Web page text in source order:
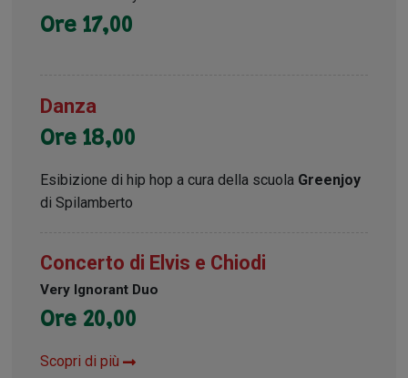
Ore 17,00
Danza
Ore 18,00
Esibizione di hip hop a cura della scuola Greenjoy
di Spilamberto
Concerto di Elvis e Chiodi
Very Ignorant Duo
Ore 20,00
Scopri di più